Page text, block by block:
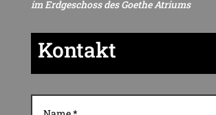
im Erdgeschoss des Goethe Atriums
Kontakt